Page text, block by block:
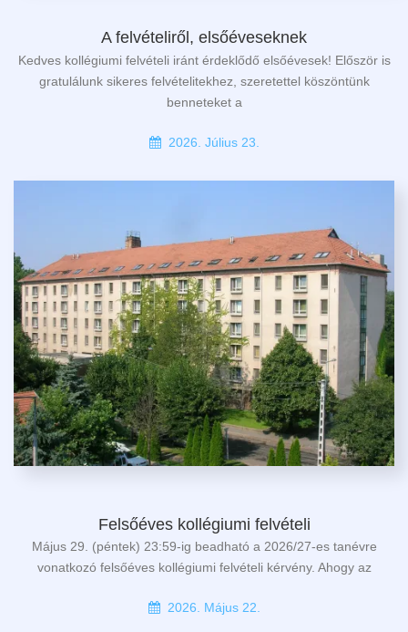
A felvételiről, elsőéveseknek
Kedves kollégiumi felvételi iránt érdeklődő elsőévesek! Először is
gratulálunk sikeres felvételitekhez, szeretettel köszöntünk
benneteket a
2026. Július 23.
Felsőéves kollégiumi felvételi
Május 29. (péntek) 23:59-ig beadható a 2026/27-es tanévre
vonatkozó felsőéves kollégiumi felvételi kérvény. Ahogy az
2026. Május 22.